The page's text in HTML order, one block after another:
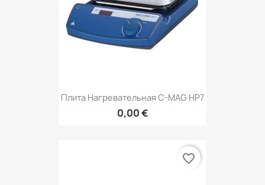
Плита Нагревательная C-MAG HP7
0,00 €
favorite_border